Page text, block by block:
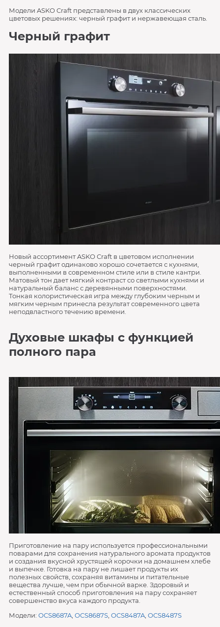
Модели ASKO Craft представлены в двух классических
цветовых решениях: черный графит и нержавеющая сталь.
Черный графит
Новый ассортимент ASKO Craft в цветовом исполнении
черный графит одинаково хорошо сочетается с кухнями,
выполненными в современном стиле или в стиле кантри.
Матовый тон дает мягкий контраст со светлыми кухнями и
натуральный баланс с деревянными поверхностями.
Тонкая колористическая игра между глубоким черным и
мягким черным принесла результат современного цвета
неподвластного течению времени.
Духовые шкафы с функцией
полного пара
Приготовление на пару используется профессиональными
поварами для сохранения натурального аромата продуктов
и создания вкусной хрустящей корочки на домашнем хлебе
и выпечке. Готовка на пару не лишает продукты их
полезных свойств, сохраняя витамины и питательные
вещества лучше, чем при обычной варке. Здоровый и
естественный способ приготовления на пару сохраняет
совершенство вкуса каждого продукта.
Модели: OCS8687A, OCS8687S, OCS8487A, OCS8487S